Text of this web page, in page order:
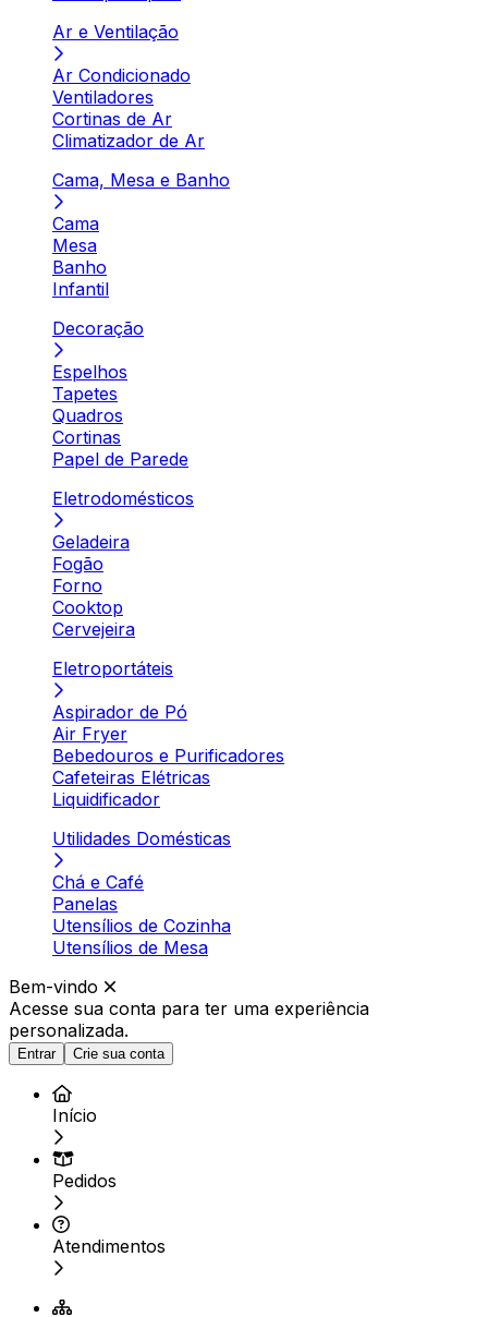
Ar e Ventilação
Ar Condicionado
Ventiladores
Cortinas de Ar
Climatizador de Ar
Cama, Mesa e Banho
Cama
Mesa
Banho
Infantil
Decoração
Espelhos
Tapetes
Quadros
Cortinas
Papel de Parede
Eletrodomésticos
Geladeira
Fogão
Forno
Cooktop
Cervejeira
Eletroportáteis
Aspirador de Pó
Air Fryer
Bebedouros e Purificadores
Cafeteiras Elétricas
Liquidificador
Utilidades Domésticas
Chá e Café
Panelas
Utensílios de Cozinha
Utensílios de Mesa
Bem-vindo
Acesse sua conta para ter uma experiência
personalizada.
Entrar Crie sua conta
Início
Pedidos
Atendimentos